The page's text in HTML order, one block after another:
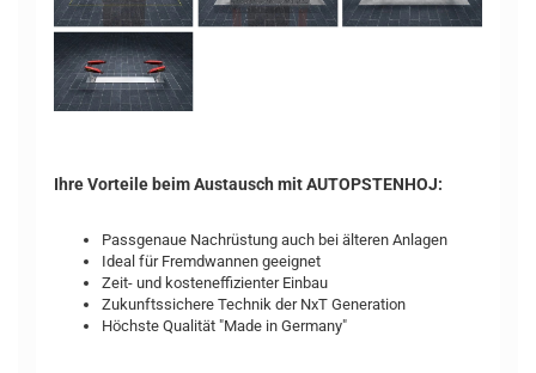
Ihre Vorteile beim Austausch mit AUTOPSTENHOJ:
Passgenaue Nachrüstung auch bei älteren Anlagen
Ideal für Fremdwannen geeignet
Zeit- und kosteneffizienter Einbau
Zukunftssichere Technik der NxT Generation
Höchste Qualität "Made in Germany"